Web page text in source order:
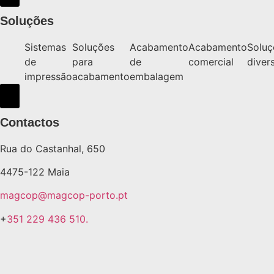
Soluções
Sistemas
de
impressão
Soluções
para
acabamento
Acabamento
de
embalagem
Acabamento
comercial
Contactos
Rua do Castanhal, 650
4475-122 Maia
magcop@magcop-porto.pt
+351 229 436 510.